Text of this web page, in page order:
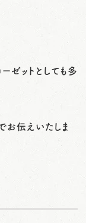
ゼットとしても多
伝えいたしま